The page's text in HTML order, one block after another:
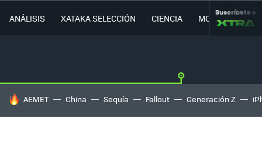
ANÁLISIS XATAKA SELECCIÓN CIENCIA MOVILIDAD
Suscríbete a
HOY SE HABLA DE
AEMET China Sequía Fallout Generación Z